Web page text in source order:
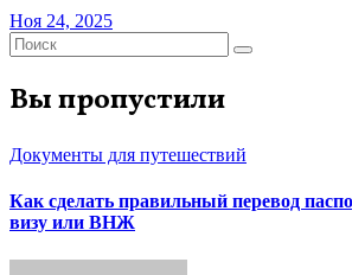
Ноя 24, 2025
Вы пропустили
Документы для путешествий
Как сделать правильный перевод
визу или ВНЖ